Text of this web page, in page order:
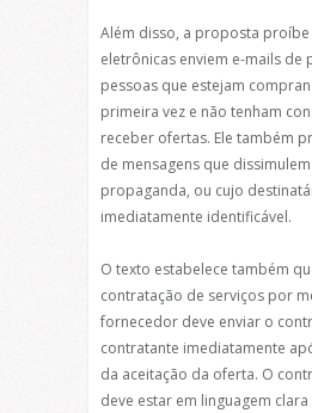
Além disso, a proposta proíbe
eletrônicas enviem e-mails de
pessoas que estejam
primeira vez e não tenham
receber ofertas. Ele também
de mensagens que
propaganda, ou cujo
imediatamente identificável.
O texto estabelece também
contratação de serviços por
fornecedor deve enviar o
contratante imediatamente
da aceitação da oferta. O
deve estar em linguagem